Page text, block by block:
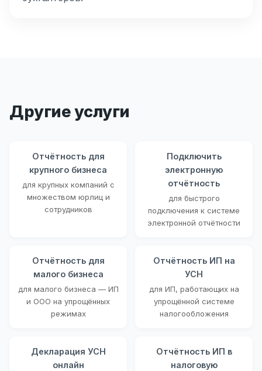
Другие услуги
Отчётность для
крупного бизнеса
для крупных компаний с
множеством юрлиц и
сотрудников
Подключить
электронную
отчётность
для быстрого
подключения к системе
электронной отчётности
Отчётность для
малого бизнеса
для малого бизнеса — ИП
и ООО на упрощённых
режимах
Отчётность ИП на
УСН
для ИП, работающих на
упрощённой системе
налогообложения
Декларация УСН
онлайн
Отчётность ИП в
налоговую